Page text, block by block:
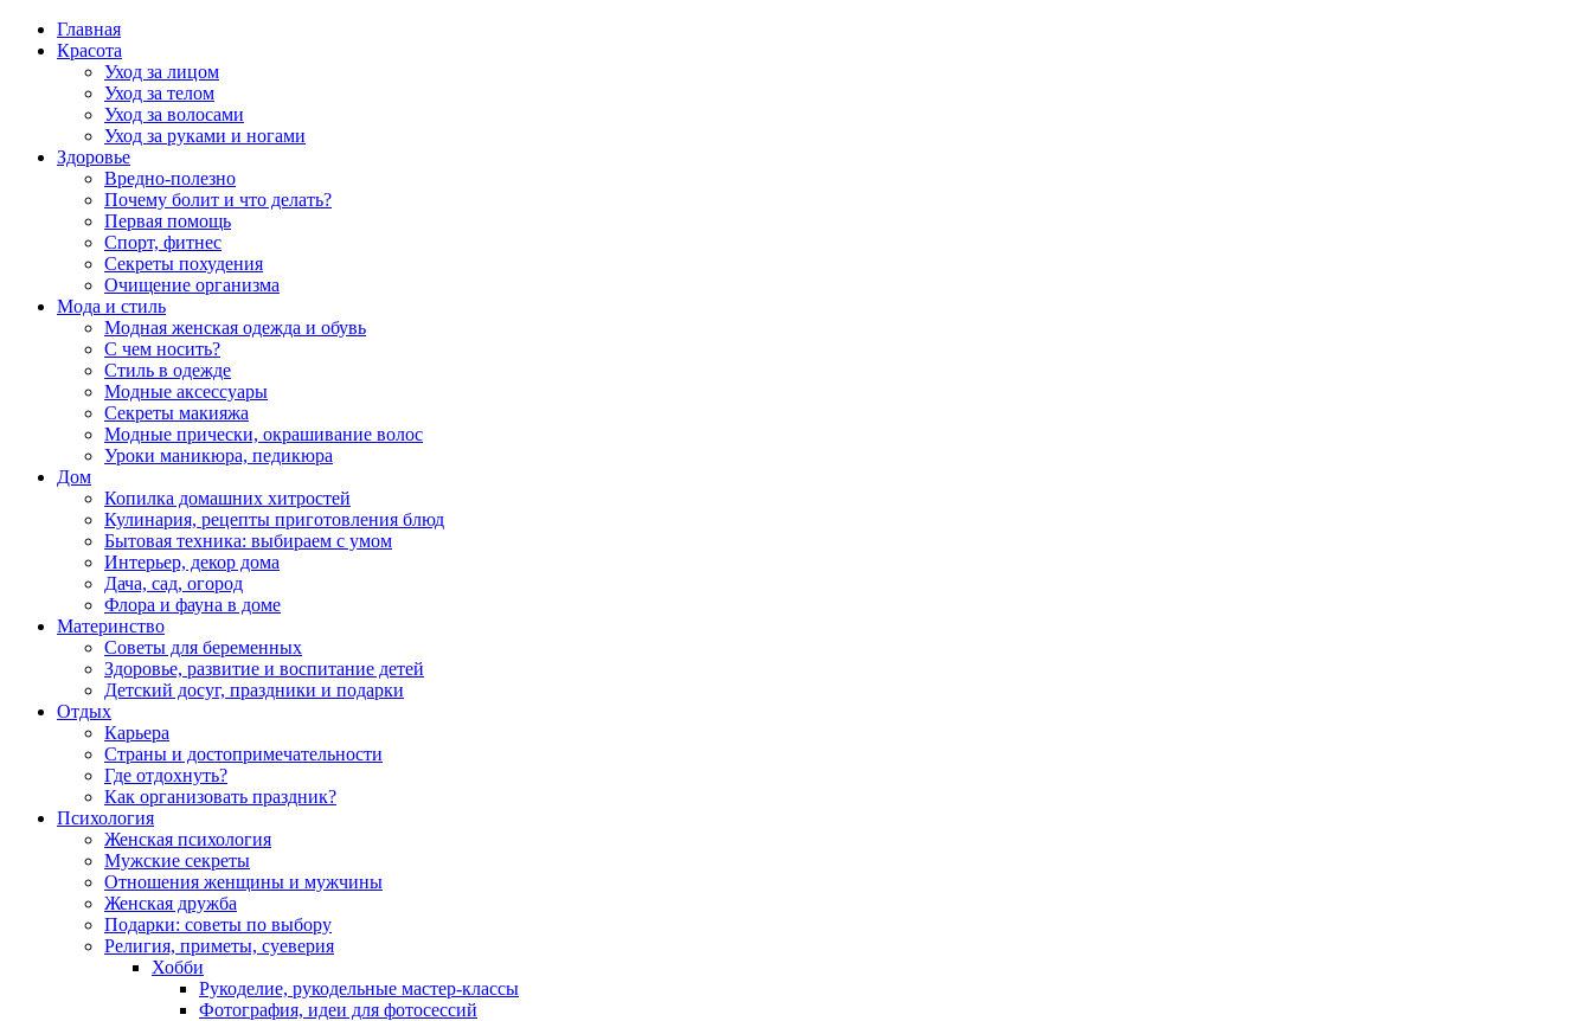
Главная
Красота
Уход за лицом
Уход за телом
Уход за волосами
Уход за руками и ногами
Здоровье
Вредно-полезно
Почему болит и что делать?
Первая помощь
Спорт, фитнес
Секреты похудения
Очищение организма
Мода и стиль
Модная женская одежда и обувь
С чем носить?
Стиль в одежде
Модные аксессуары
Секреты макияжа
Модные прически, окрашивание волос
Уроки маникюра, педикюра
Дом
Копилка домашних хитростей
Кулинария, рецепты приготовления блюд
Бытовая техника: выбираем с умом
Интерьер, декор дома
Дача, сад, огород
Флора и фауна в доме
Материнство
Советы для беременных
Здоровье, развитие и воспитание детей
Детский досуг, праздники и подарки
Отдых
Карьера
Страны и достопримечательности
Где отдохнуть?
Как организовать праздник?
Психология
Женская психология
Мужские секреты
Отношения женщины и мужчины
Женская дружба
Подарки: советы по выбору
Религия, приметы, суеверия
Хобби
Рукоделие, рукодельные мастер-классы
Фотография, идеи для фотосессий